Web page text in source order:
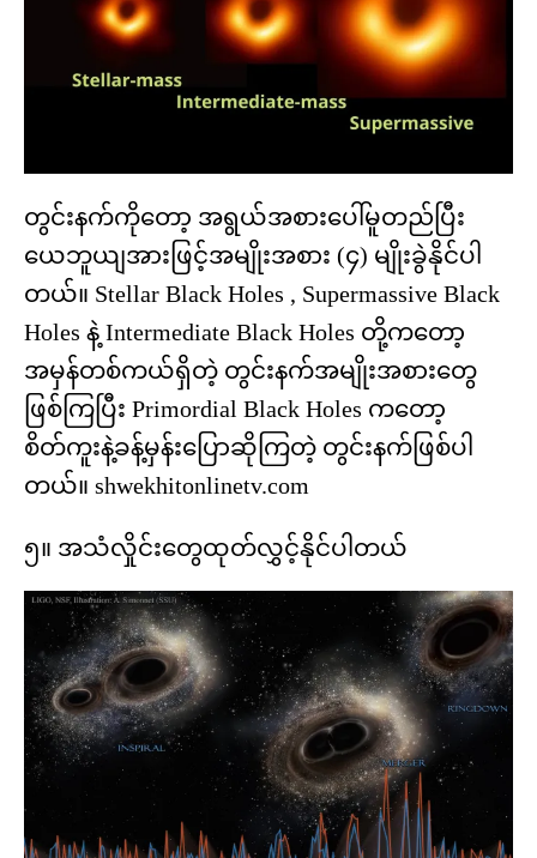
တွင်းနက်ကိုတော့ အရွယ်အစားပေါ်မူတည်ပြီး
ယေဘူယျအားဖြင့်အမျိုးအစား (၄) မျိုးခွဲနိုင်ပါ
တယ်။ Stellar Black Holes , Supermassive Black
Holes နဲ့ Intermediate Black Holes တို့ကတော့
အမှန်တစ်ကယ်ရှိတဲ့ တွင်းနက်အမျိုးအစားတွေ
ဖြစ်ကြပြီး Primordial Black Holes ကတော့
စိတ်ကူးနဲ့ခန့်မှန်းပြောဆိုကြတဲ့ တွင်းနက်ဖြစ်ပါ
တယ်။ shwekhitonlinetv.com
၅။ အသံလှိုင်းတွေထုတ်လွှင့်နိုင်ပါတယ်